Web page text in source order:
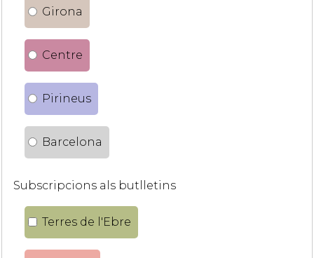
Girona
Centre
Pirineus
Barcelona
Subscripcions als butlletins
Terres de l'Ebre